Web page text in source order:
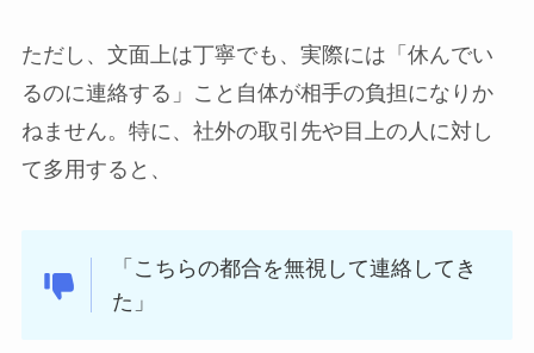
ただし、文面上は丁寧でも、実際には「休んでい
るのに連絡する」こと自体が相手の負担になりか
ねません。特に、社外の取引先や目上の人に対し
て多用すると、
「こちらの都合を無視して連絡してき
た」